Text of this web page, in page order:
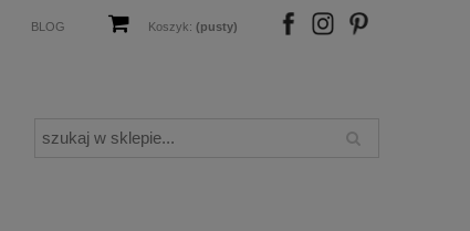
BLOG Koszyk: (pusty) FB IN